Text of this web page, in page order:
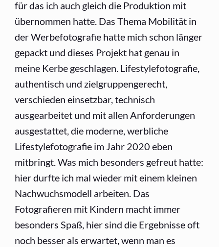
für das ich auch gleich die Produktion mit
übernommen hatte. Das Thema Mobilität in
der Werbefotografie hatte mich schon länger
gepackt und dieses Projekt hat genau in
meine Kerbe geschlagen. Lifestylefotografie,
authentisch und zielgruppengerecht,
verschieden einsetzbar, technisch
ausgearbeitet und mit allen Anforderungen
ausgestattet, die moderne, werbliche
Lifestylefotografie im Jahr 2020 eben
mitbringt. Was mich besonders gefreut hatte:
hier durfte ich mal wieder mit einem kleinen
Nachwuchsmodell arbeiten. Das
Fotografieren mit Kindern macht immer
besonders Spaß, hier sind die Ergebnisse oft
noch besser als erwartet, wenn man es